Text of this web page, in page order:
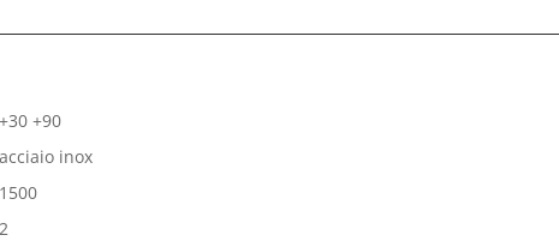
+30 +90
acciaio inox
1500
2